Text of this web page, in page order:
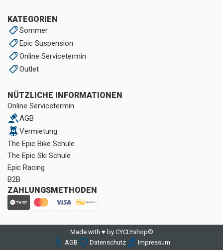
KATEGORIEN
Sommer
Epic Suspension
Online Servicetermin
Outlet
NÜTZLICHE INFORMATIONEN
Online Servicetermin
AGB
Vermietung
The Epic Bike Schule
The Epic Ski Schule
Epic Racing
B2B
ZAHLUNGSMETHODEN
Made with ♥ by CYCLYshop®
AGB
Datenschutz Impressum